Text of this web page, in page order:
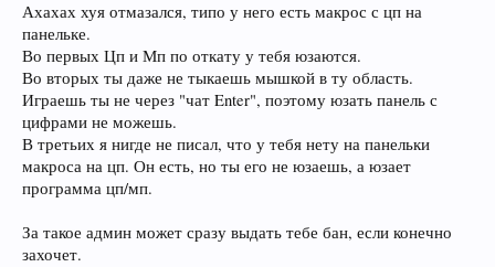
Ахахах хуя отмазался, типо у него есть макрос с цп на
панельке.
Во первых Цп и Мп по откату у тебя юзаются.
Во вторых ты даже не тыкаешь мышкой в ту область.
Играешь ты не через "чат Enter", поэтому юзать панель с
цифрами не можешь.
В третьих я нигде не писал, что у тебя нету на панельки
макроса на цп. Он есть, но ты его не юзаешь, а юзает
программа цп/мп.
За такое админ может сразу выдать тебе бан, если конечно
захочет.